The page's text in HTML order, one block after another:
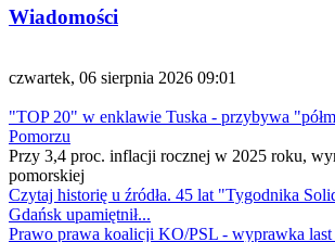
Wiadomości
czwartek, 06 sierpnia 2026 09:01
"TOP 20" w enklawie Tuska - przybywa
Pomorzu
Przy 3,4 proc. inflacji rocznej w 2025 roku,
pomorskiej
Czytaj historię u źródła. 45 lat "Tygodnika
Gdańsk upamiętnił...
Prawo prawa koalicji KO/PSL - wyprawka last